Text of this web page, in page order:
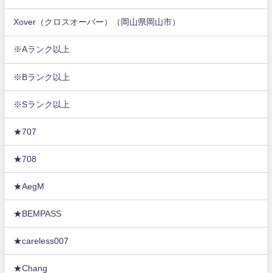
Xover（クロスオーバー）（岡山県岡山市）
※Aランク以上
※Bランク以上
※Sランク以上
★707
★708
★AegM
★BEMPASS
★careless007
★Chang